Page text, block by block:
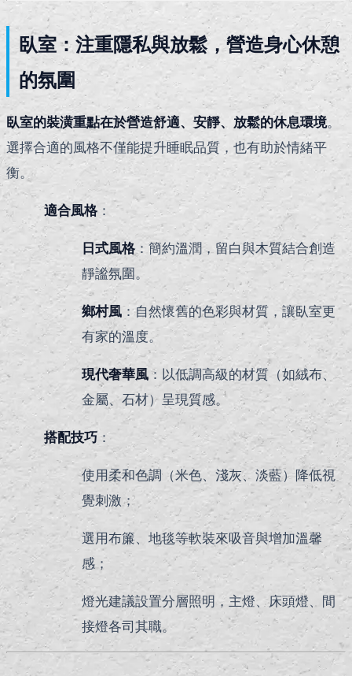
臥室：注重隱私與放鬆，營造身心休憩
的氛圍
臥室的裝潢重點在於營造舒適、安靜、放鬆的休息環境。
選擇合適的風格不僅能提升睡眠品質，也有助於情緒平
衡。
適合風格：
日式風格 ：簡約溫潤，留白與木質結合創造
靜謐氛圍。
鄉村風：自然懷舊的色彩與材質，讓臥室更
有家的溫度。
現代奢華風：以低調高級的材質（如絨布、
金屬、石材）呈現質感。
搭配技巧：
使用柔和色調（米色、淺灰、淡藍）降低視
覺刺激；
選用布簾、地毯等軟裝來吸音與增加溫馨
感；
燈光建議設置分層照明，主燈、床頭燈、間
接燈各司其職。